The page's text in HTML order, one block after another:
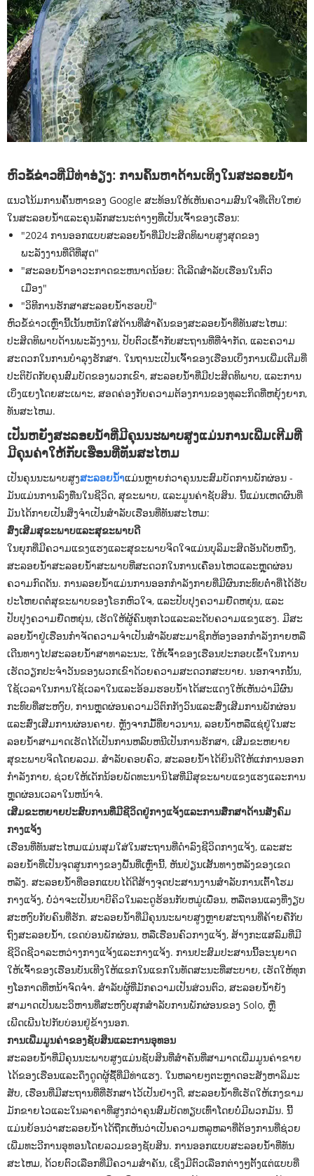
ຫົວຂໍ້ຂ່າວທີ່ມີທ່າອ່ຽງ: ການຄົ້ນຫາດ້ານເທິງໃນສະລອຍນໍ້າ
ແນວໂນ້ມການຄົ້ນຫາຂອງ Google ສະທ້ອນໃຫ້ເຫັນຄວາມສົນໃຈທີ່ເຕີບໃຫຍ່
ໃນສະລອຍນ້ໍາແລະຄຸນລັກສະນະຕ່າງໆທີ່ເປັນເຈົ້າຂອງເຮືອນ:
"2024 ການອອກແບບສະລອຍນໍ້າທີ່ມີປະສິດທິພາບສູງສຸດຂອງ
ພະລັງງານທີ່ດີທີ່ສຸດ"
"ສະລອຍນ້ໍາອາວະກາດຂະຫນາດນ້ອຍ: ດີເລີດສໍາລັບເຮືອນໃນຕົວ
ເມືອງ"
"ວິທີການຮັກສາສະລອຍນ້ໍາຮອບປີ"
ຫົວຂໍ້ຂ່າວເຫຼົ່ານີ້ເນັ້ນຫນັກໃສ່ດ້ານທີ່ສໍາຄັນຂອງສະລອຍນໍ້າທີ່ທັນສະໄຫມ:
ປະສິດທິພາບດ້ານພະລັງງານ, ປັບຕົວເຂົ້າກັບສະຖານທີ່ທີ່ຈໍາກັດ, ແລະຄວາມ
ສະດວກໃນການບໍາລຸງຮັກສາ. ໃນຖານະເປັນເຈົ້າຂອງເຮືອນເບິ່ງການເພີ່ມເຕີມທີ່
ປະຕິບັດກັບຄຸນສົມບັດຂອງພວກເຂົາ, ສະລອຍນ້ໍາທີ່ມີປະສິດທິພາບ, ແລະການ
ເບິ່ງແຍງໂດຍສະເພາະ, ສອດຄ່ອງກັບຄວາມຕ້ອງການຂອງທຸລະກິດທີ່ຫຍຸ້ງຍາກ,
ທັນສະໄຫມ.
ເປັນຫຍັງສະລອຍນ້ໍາທີ່ມີຄຸນນະພາບສູງແມ່ນການເພີ່ມເຕີມທີ່
ມີຄຸນຄ່າໃຫ້ກັບເຮືອນທີ່ທັນສະໄຫມ
ເປັນຄຸນນະພາບສູງສະລອຍນໍ້າແມ່ນຫຼາຍກ່ວາຄຸນນະສົມບັດການພັກຜ່ອນ -
ມັນແມ່ນການລົງທືນໃນຊີວິດ, ສຸຂະພາບ, ແລະມູນຄ່າຊັບສິນ. ນີ້ແມ່ນເຫດຜົນທີ່
ມັນໄດ້ກາຍເປັນສິ່ງຈໍາເປັນສໍາລັບເຮືອນທີ່ທັນສະໄຫມ:
ສົ່ງເສີມສຸຂະພາບແລະສຸຂະພາບດີ
ໃນຍຸກທີ່ມີຄວາມແຂງແຮງແລະສຸຂະພາບຈິດໃຈແມ່ນບຸລິມະສິດອັນດັບຫນຶ່ງ,
ສະລອຍນ້ໍາສະລອຍນ້ໍາສະພາບທີ່ສະດວກໃນການເຄື່ອນໄຫວແລະຫຼຸດຜ່ອນ
ຄວາມກົດດັນ. ການລອຍນໍ້າແມ່ນການອອກກໍາລັງກາຍທີ່ມີຜົນກະທົບຕ່ໍາທີ່ໄດ້ຮັບ
ປະໂຫຍດຕໍ່ສຸຂະພາບຂອງໂຣກຫົວໃຈ, ແລະປັບປຸງຄວາມຍືດຫຍຸ່ນ, ແລະ
ປັບປຸງຄວາມຍືດຫຍຸ່ນ, ເຮັດໃຫ້ຜູ້ຄົນທຸກໄວແລະລະດັບຄວາມແຂງແຮງ. ມີສະ
ລອຍນໍ້າຢູ່ເຮືອນກໍາຈັດຄວາມຈໍາເປັນສໍາລັບສະມາຊິກຫ້ອງອອກກໍາລັງກາຍຫລື
ເດີນທາງໄປສະລອຍນ້ໍາສາທາລະນະ, ໃຫ້ເຈົ້າຂອງເຮືອນປະກອບເຂົ້າໃນການ
ເຮັດວຽກປະຈໍາວັນຂອງພວກເຂົາດ້ວຍຄວາມສະດວກສະບາຍ. ນອກຈາກນັ້ນ,
ໃຊ້ເວລາໃນການໃຊ້ເວລາໃນແລະອ້ອມຮອບນ້ໍາໄດ້ສະແດງໃຫ້ເຫັນວ່າມີຜົນ
ກະທົບທີ່ສະຫງົບ, ການຫຼຸດຜ່ອນຄວາມວິຕົກກັງວົນແລະສົ່ງເສີມການພັກຜ່ອນ
ແລະສົ່ງເສີມການຜ່ອນຄາຍ. ຫຼັງຈາກມື້ທີ່ຍາວນານ, ລອຍນ້ໍາຫລືແຊ່ຢູ່ໃນສະ
ລອຍນ້ໍາສາມາດເຮັດໄດ້ເປັນການຫລົບຫນີເປັນການຮັກສາ, ເສີມຂະຫຍາຍ
ສຸຂະພາບຈິດໂດຍລວມ. ສໍາລັບຄອບຄົວ, ສະລອຍນ້ໍາໄດ້ຍິນດີໃຫ້ແກ່ການອອກ
ກໍາລັງກາຍ, ຊ່ວຍໃຫ້ເດັກນ້ອຍພັດທະນານິໄສທີ່ມີສຸຂະພາບແຂງແຮງແລະການ
ຫຼຸດຜ່ອນເວລາໃນຫນ້າຈໍ.
ເສີມຂະຫຍາຍປະສົບການທີ່ມີຊີວິດຢູ່ກາງແຈ້ງແລະການສຶກສາດ້ານສັງຄົມ
ກາງແຈ້ງ
ເຮືອນທີ່ທັນສະໄຫມແມ່ນສຸມໃສ່ໃນສະຖານທີ່ດໍາລົງຊີວິດກາງແຈ້ງ, ແລະສະ
ລອຍນໍ້າທີ່ເປັນຈຸດສູນກາງຂອງພື້ນທີ່ເຫຼົ່ານີ້, ຫັນປ່ຽນເສັ້ນທາງຫລັງຂອງເຂດ
ຫລັງ. ສະລອຍນ້ໍາທີ່ອອກແບບໄດ້ດີສ້າງຈຸດປະສານງານສໍາລັບການເຕົ້າໂຮມ
ກາງແຈ້ງ, ບໍ່ວ່າຈະເປັນບາບີຄິວໃນລະດູຮ້ອນກັບຫມູ່ເພື່ອນ, ຫລືຕອນແລງທີ່ງຽບ
ສະຫງົບກັບຄົນທີ່ຮັກ. ສະລອຍນ້ໍາທີ່ມີຄຸນນະພາບສູງຫຼາຍສະຖານທີ່ຄ້າຍຄືກັບ
ຖົງສະລອຍນ້ໍາ, ເຂດບ່ອນພັກຜ່ອນ, ຫລືເຮືອນຄົວກາງແຈ້ງ, ສ້າງກະແສລົມທີ່ມີ
ຊີວິດຊີວາລະຫວ່າງກາງແຈ້ງແລະກາງແຈ້ງ. ການປະສົມປະສານນີ້ອະນຸຍາດ
ໃຫ້ເຈົ້າຂອງເຮືອນບັນເທີງໃຫ້ແຂກໃນແຂກໃນທັດສະນະທີ່ສະບາຍ, ເຮັດໃຫ້ທຸກ
ໆໂອກາດທີ່ຫນ້າຈົດຈໍາ. ສໍາລັບຜູ້ທີ່ມັກຄວາມເປັນສ່ວນຕົວ, ສະລອຍນ້ໍາຍັງ
ສາມາດເປັນພະວິຫານທີ່ສະຫງົບສຸກສໍາລັບການພັກຜ່ອນຂອງ Solo, ຫຼື
ເພີດເພີນໄປກັບບ່ອນຢູ່ຂ້າງນອກ.
ການເພີ່ມມູນຄ່າຂອງຊັບສິນແລະການອຸທອນ
ສະລອຍນ້ໍາທີ່ມີຄຸນນະພາບສູງແມ່ນຊັບສິນທີ່ສໍາຄັນທີ່ສາມາດເພີ່ມມູນຄ່າຂາຍ
ໄດ້ຂອງເຮືອນແລະດຶງດູດຜູ້ຊື້ທີ່ມີທ່າແຮງ. ໃນຫລາຍໆຕະຫຼາດອະສັງຫາລິມະ
ສັບ, ເຮືອນທີ່ມີສະຖານທີ່ທີ່ຮັກສາໄວ້ເປັນຢ່າງດີ, ສະລອຍນ້ໍາທີ່ເຮັດໃຫ້ເກງຂາມ
ມັກຂາຍໄວແລະໃນລາຄາທີ່ສູງກວ່າຄຸນສົມບັດທຽບເທົ່າໂດຍບໍ່ມີພວກມັນ. ນີ້
ແມ່ນຍ້ອນວ່າສະລອຍນ້ໍາໄດ້ຖືກເຫັນວ່າເປັນຄວາມຫລູຫລາທີ່ຕ້ອງການທີ່ຊ່ວຍ
ເພີ່ມທະວີການອຸທອນໂດຍລວມຂອງຊັບສິນ. ການອອກແບບສະລອຍນ້ໍາທີ່ທັນ
ສະໄຫມ, ດ້ວຍຕົວເລືອກທີ່ມີຄວາມສໍາຄັນ, ເຊິ່ງມີຕົວເລືອກຕ່າງໆຕັ້ງແຕ່ແບບທີ່